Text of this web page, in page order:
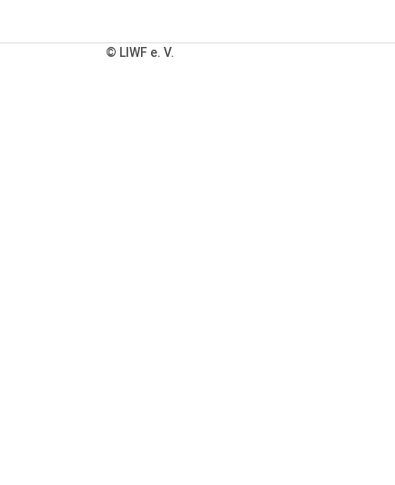
© LIWF e. V.